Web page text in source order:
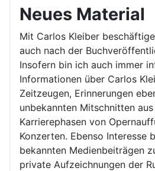
Neues Material
Mit Carlos Kleiber
auch nach der
Insofern bin ich auch immer
Informationen über Carlos
Zeitzeugen, Erinnerungen
unbekannten Mitschnitten
Karrierephasen von
Konzerten. Ebenso Interesse
bekannten Medienbeiträgen
private Aufzeichnungen der